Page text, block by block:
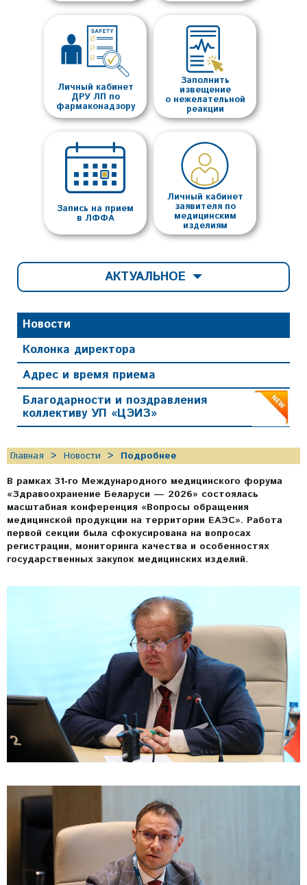
Личный кабинет
ДРУ ЛП по
фармаконадзору
Заполнить
извещение
о нежелательной
реакции
Запись на прием
в ЛФФА
Личный кабинет
заявителя по
медицинским
изделиям
Новости
Колонка директора
Адрес и время приема
Благодарности и поздравления
коллективу УП «ЦЭИЗ»
АКТУАЛЬНОЕ
Главная Новости
Подробнее
В рамках 31‑го Международного медицинского форума
«Здравоохранение Беларуси — 2026» состоялась
масштабная конференция «Вопросы обращения
медицинской продукции на территории ЕАЭС». Работа
первой секции была сфокусирована на вопросах
регистрации, мониторинга качества и особенностях
государственных закупок медицинских изделий.